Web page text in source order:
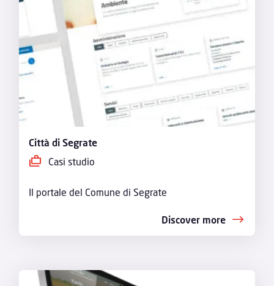
Città di Segrate
Casi studio
Il portale del Comune di Segrate
Discover more